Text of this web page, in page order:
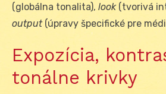
(globálna tonalita), look(tvorivá
output(úpravy špecifické pre
Expozícia,
tonálne krivky